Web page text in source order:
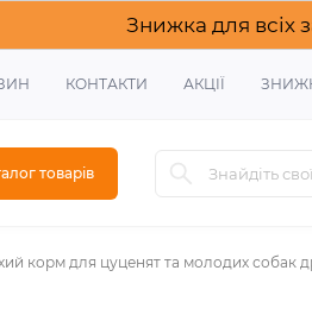
Знижка для всіх
КОНТАКТИ АКЦІЇ
товарів
корм для цуценят та молодих собак